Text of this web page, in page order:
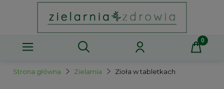
Strona główna Zielarnia Zioła w tabletkach